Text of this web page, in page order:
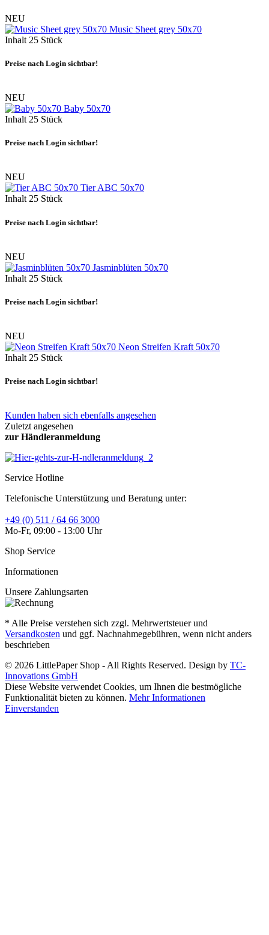
NEU
Music Sheet grey 50x70
Inhalt 25 Stück
Preise nach Login sichtbar!
NEU
Baby 50x70
Inhalt 25 Stück
Preise nach Login sichtbar!
NEU
Tier ABC 50x70
Inhalt25 Stück
Preise nach Login sichtbar!
NEU
Jasminblüten 50x70
Inhalt 25 Stück
Preise nach Login sichtbar!
NEU
Neon Streifen Kraft 50x70
Inhalt 25 Stück
Preise nach Login sichtbar!
Kunden haben sich ebenfalls angesehen
Zuletzt angesehen
zur Händleranmeldung
Service Hotline
Telefonische Unterstützung und Beratung unter:
+49 (0) 511 / 64 66 3000
Mo-Fr, 09:00 - 13:00 Uhr
Shop Service
Informationen
Unsere Zahlungsarten
* Alle Preise verstehen sich zzgl. Mehrwertsteuer und
Versandkosten und ggf. Nachnahmegebühren, wenn nicht anders
beschrieben
© 2026 LittlePaper Shop - All Rights Reserved. Design by TC-
Innovations GmbH
Diese Website verwendet Cookies, um Ihnen die bestmögliche
Funktionalität bieten zu können. Mehr Informationen
Einverstanden